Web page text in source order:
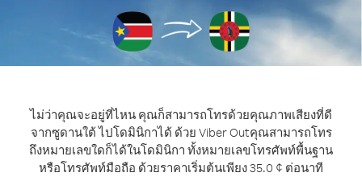
ไม่ว่าคุณจะอยู่ที่ไหน คุณก็สามารถโทรด้วยคุณภาพเสียงที่ดี
จากซูดานใต้ ไปโดมินิกาได้ ด้วย Viber Outคุณสามารถโทร
ถึงหมายเลขใดก็ได้ในโดมินิกา ทั้งหมายเลขโทรศัพท์พื้นฐาน
หรือโทรศัพท์มือถือ ด้วยราคาเริ่มต้นเพียง 35.0 ¢ ต่อนาที